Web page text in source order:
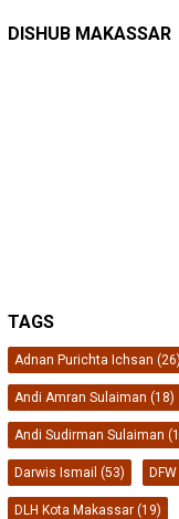
DISHUB MAKASSAR
Pete-pete Laut
TAGS
Adnan Purichta Ichsan (26)
Andi Amran Sulaiman (18)
Andi Sudirman Sulaiman
Darwis Ismail (53)
DLH Kota Makassar (19)